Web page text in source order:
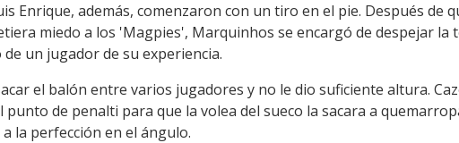
Enrique, además, comenzaron con un tiro en el pie. Después de
miedo a los 'Magpies', Marquinhos se encargó de despejar la
un jugador de su experiencia.
el balón entre varios jugadores y no le dio suficiente altura.
punto de penalti para que la volea del sueco la sacara a
la perfección en el ángulo.